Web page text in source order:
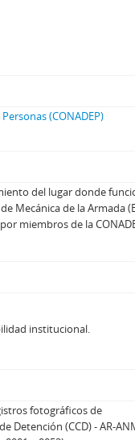
(CONADEP)
del lugar donde
Mecánica de la Armada
miembros de la
institucional.
fotográficos de
Detención (CCD) - AR-